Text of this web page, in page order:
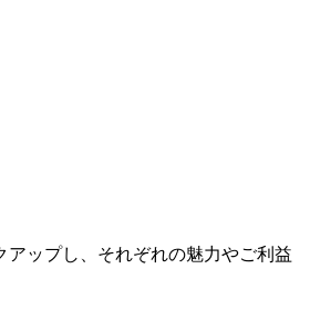
ップし、それぞれの魅力やご利益